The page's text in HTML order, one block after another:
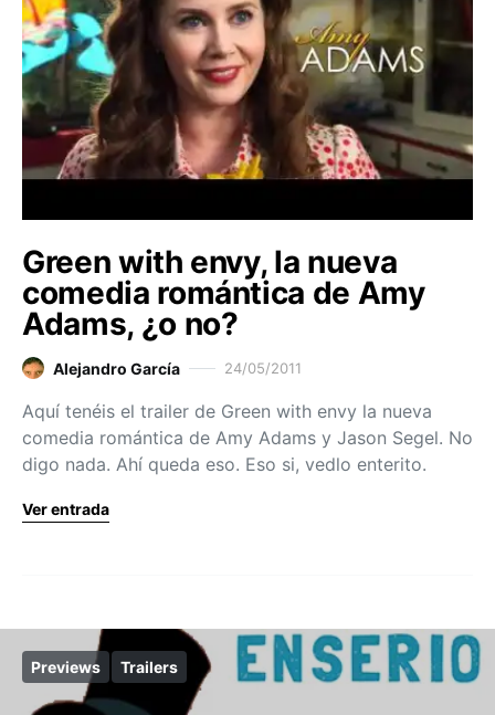
Green with envy, la nueva
comedia romántica de Amy
Adams, ¿o no?
Alejandro García 24/05/2011
Aquí tenéis el trailer de Green with envy la nueva
comedia romántica de Amy Adams y Jason Segel. No
digo nada. Ahí queda eso. Eso si, vedlo enterito.
Ver entrada
Previews Trailers